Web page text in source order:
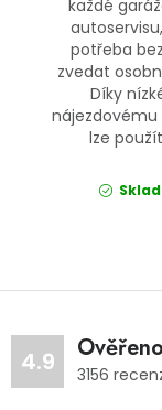
každé
potřeba
zvedat
Díky
nájezdovému
lze
4.9 3156